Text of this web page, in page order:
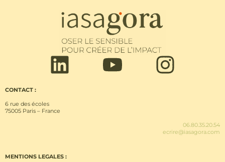
CONTACT :
6 rue des écoles
75005 Paris – France
06.80.35.20.54
ecrire@iasagora.com
MENTIONS LEGALES :